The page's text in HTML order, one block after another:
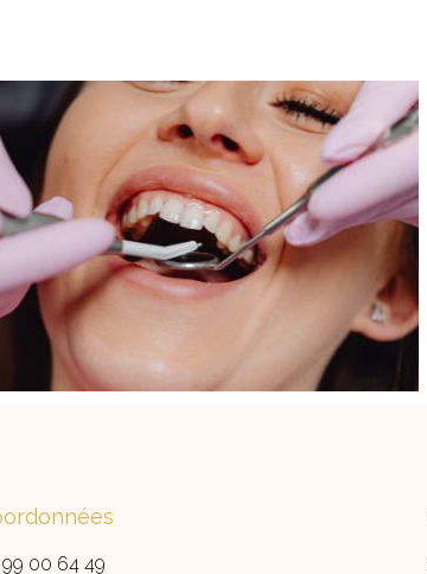
00 64 49